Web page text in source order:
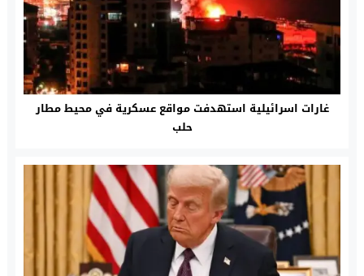
غارات اسرائيلية استهدفت مواقع عسكرية في محيط مطار
حلب